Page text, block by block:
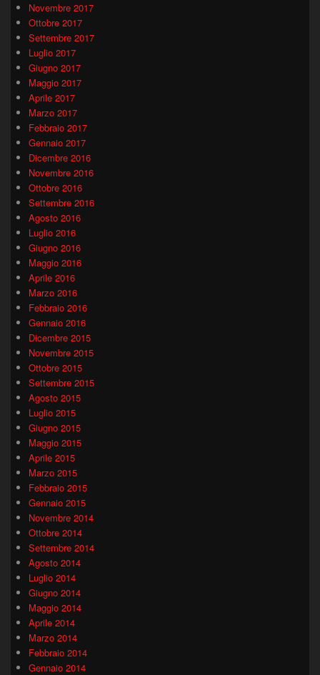
Novembre 2017
Ottobre 2017
Settembre 2017
Luglio 2017
Giugno 2017
Maggio 2017
Aprile 2017
Marzo 2017
Febbraio 2017
Gennaio 2017
Dicembre 2016
Novembre 2016
Ottobre 2016
Settembre 2016
Agosto 2016
Luglio 2016
Giugno 2016
Maggio 2016
Aprile 2016
Marzo 2016
Febbraio 2016
Gennaio 2016
Dicembre 2015
Novembre 2015
Ottobre 2015
Settembre 2015
Agosto 2015
Luglio 2015
Giugno 2015
Maggio 2015
Aprile 2015
Marzo 2015
Febbraio 2015
Gennaio 2015
Novembre 2014
Ottobre 2014
Settembre 2014
Agosto 2014
Luglio 2014
Giugno 2014
Maggio 2014
Aprile 2014
Marzo 2014
Febbraio 2014
Gennaio 2014